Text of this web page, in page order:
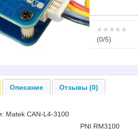
(0/5)
Описание Отзывы (0)
Matek CAN-L4-3100
PNI RM3100